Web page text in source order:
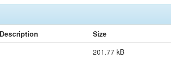
Description Size
201.77 kB